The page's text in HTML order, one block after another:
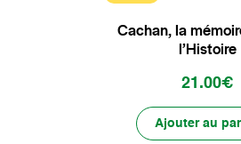
Cachan, la
l’Histoire
21.00€
Ajouter au